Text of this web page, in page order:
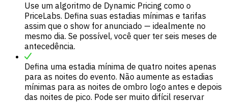
Use um algoritmo de Dynamic Pricing como o
PriceLabs. Defina suas estadias mínimas e tarifas
assim que o show for anunciado — idealmente no
mesmo dia. Se possível, você quer ter seis meses de
antecedência.
Defina uma estadia mínima de quatro noites apenas
para as noites do evento. Não aumente as estadias
mínimas para as noites de ombro logo antes e depois
das noites de pico. Pode ser muito difícil reservar